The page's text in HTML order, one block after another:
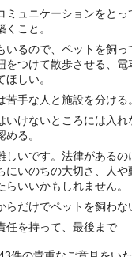
ミュニケーションをとっ
こと。
いるので、ペットを飼っ
をつけて散歩させる、電
しい。
手な人と施設を分ける。
いけないところには入
る。
しいです。法律がある
にいのちの大切さ、人
らいいかもしれません。
らだけでペットを飼わな
任を持って、最後まで